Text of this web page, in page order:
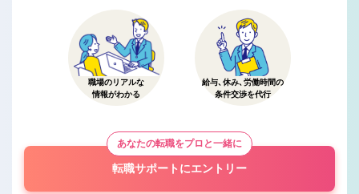
職場のリアルな
情報がわかる
給与、休み、労働時間の
条件交渉を代行
あなたの転職をプロと一緒に
転職サポートにエントリー